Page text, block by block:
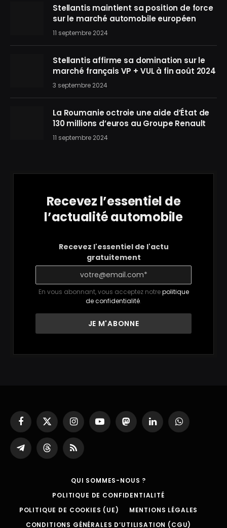
Stellantis maintient sa position de force
sur le marché automobile européen
11 septembre 2024
Stellantis affirme sa domination sur le
marché français VP + VUL à fin août 2024
3 septembre 2024
La Roumanie octroie une aide d’État de
130 millions d’euros au Groupe Renault
11 septembre 2024
Recevez l’essentiel de
l’actualité automobile
Recevez l'essentiel de l'actu
gratuitement
En vous abonnant, vous acceptez notrepolitique
de confidentialité.
Facebook
X
(Twitter)
InstagramYouTubeMastodonLinkedInWhatsApp
Partager
sur
ThreadsRSS
QUI SOMMES-NOUS ?
POLITIQUE DE CONFIDENTIALITÉ
POLITIQUE DE COOKIES (UE)
MENTIONS LÉGALES
CONDITIONS GÉNÉRALES D’UTILISATION (CGU)